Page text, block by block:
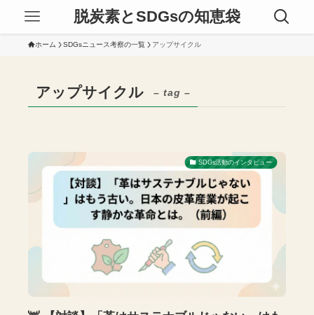
脱炭素とSDGsの知恵袋
ホーム SDGsニュース考察の一覧 アップサイクル
アップサイクル – tag –
SDGs活動のインタビュー